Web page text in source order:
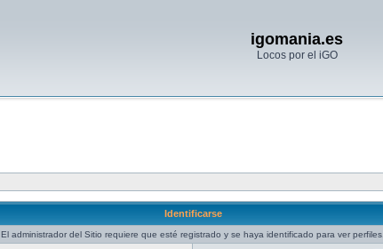
igomania.es
Locos por el iGO
Identificarse
El administrador del Sitio requiere que esté registrado y se haya identificado para ver perfiles.